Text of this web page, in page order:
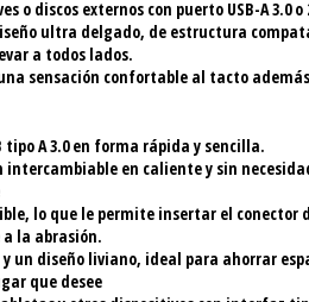
discos externos con puerto USB-A 3.0 o
ultra delgado, de estructura
a todos lados.
sensación confortable al tacto
tipo A 3.0 en forma rápida y sencilla.
en caliente y sin
lo que le permite insertar el conector
la abrasión.
un diseño liviano, ideal para ahorrar
que desee